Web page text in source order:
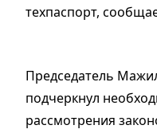
техпаспорт,
Председатель
подчеркнул
рассмотрения